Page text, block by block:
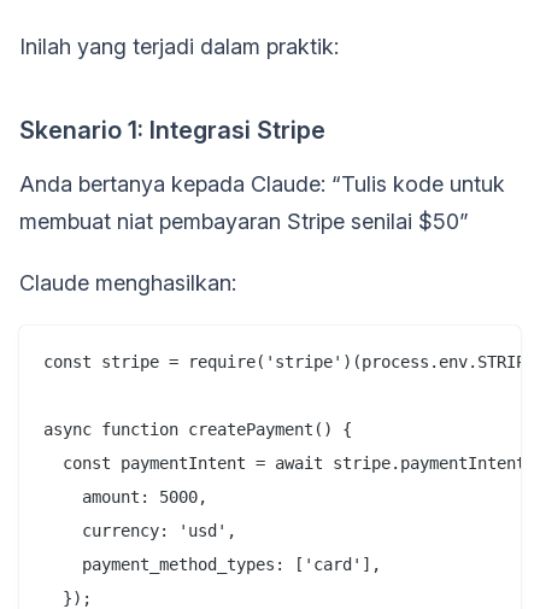
Inilah yang terjadi dalam praktik:
Skenario 1: Integrasi Stripe
Anda bertanya kepada Claude: “Tulis kode untuk
membuat niat pembayaran Stripe senilai $50”
Claude menghasilkan:
const stripe =
async function createPayment() {
const paymentIntent = await
    amount: 5000,
    currency: 'usd',
    payment_method_types: ['card'],
  });